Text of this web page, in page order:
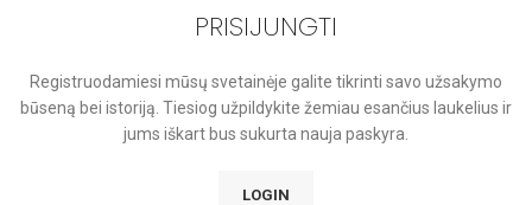
PRISIJUNGTI
Registruodamiesi mūsų svetainėje galite tikrinti savo užsakymo
būseną bei istoriją. Tiesiog užpildykite žemiau esančius laukelius ir
jums iškart bus sukurta nauja paskyra.
LOGIN